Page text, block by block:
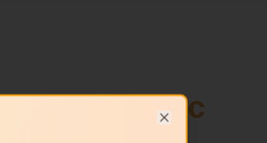
Uw-Syndic